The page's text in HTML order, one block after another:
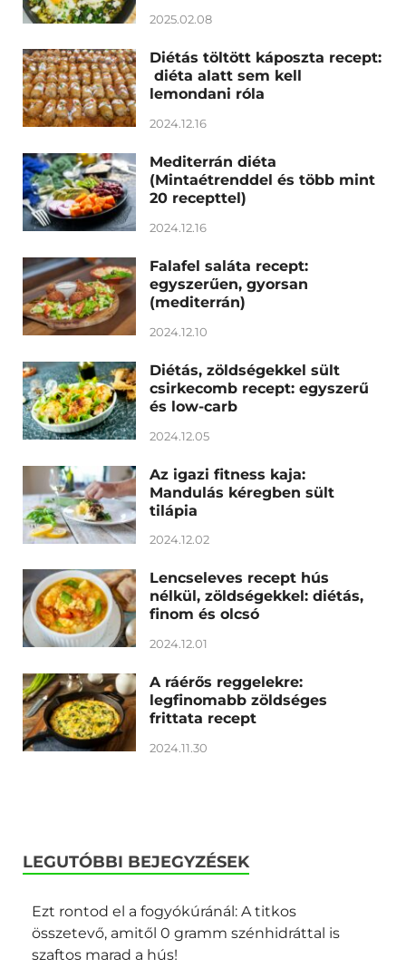
2025.02.08
Diétás töltött káposzta recept:
diéta alatt sem kell
lemondani róla
2024.12.16
Mediterrán diéta
(Mintaétrenddel és több mint
20 recepttel)
2024.12.16
Falafel saláta recept:
egyszerűen, gyorsan
(mediterrán)
2024.12.10
Diétás, zöldségekkel sült
csirkecomb recept: egyszerű
és low-carb
2024.12.05
Az igazi fitness kaja:
Mandulás kéregben sült
tilápia
2024.12.02
Lencseleves recept hús
nélkül, zöldségekkel: diétás,
finom és olcsó
2024.12.01
A ráérős reggelekre:
legfinomabb zöldséges
frittata recept
2024.11.30
LEGUTÓBBI BEJEGYZÉSEK
Ezt rontod el a fogyókúránál: A titkos
összetevő, amitől 0 gramm szénhidráttal is
szaftos marad a hús!